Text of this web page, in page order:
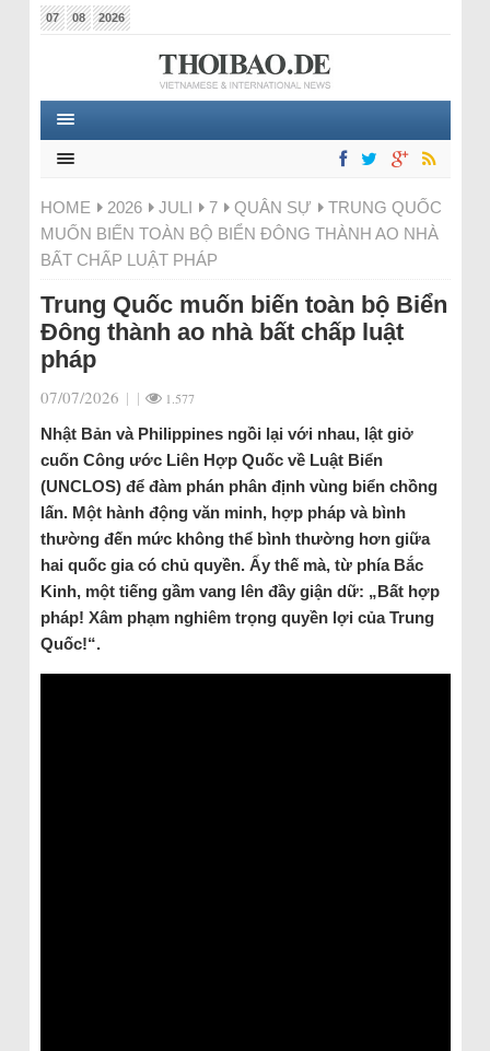
07 08 2026
HOME 2026 JULI 7 QUÂN SỰ
TRUNG QUỐC
MUỐN BIẾN TOÀN BỘ BIỂN ĐÔNG THÀNH AO NHÀ
BẤT CHẤP LUẬT PHÁP
Trung Quốc muốn biến toàn bộ Biển
Đông thành ao nhà bất chấp luật
pháp
07/07/2026 | | 1.577
Nhật Bản và Philippines ngồi lại với nhau, lật giở
cuốn Công ước Liên Hợp Quốc về Luật Biển
(UNCLOS) để đàm phán phân định vùng biển chồng
lấn. Một hành động văn minh, hợp pháp và bình
thường đến mức không thể bình thường hơn giữa
hai quốc gia có chủ quyền. Ấy thế mà, từ phía Bắc
Kinh, một tiếng gầm vang lên đầy giận dữ: „Bất hợp
pháp! Xâm phạm nghiêm trọng quyền lợi của Trung
Quốc!“.